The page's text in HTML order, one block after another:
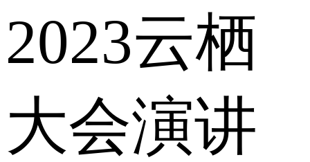
2023云栖
大会演讲